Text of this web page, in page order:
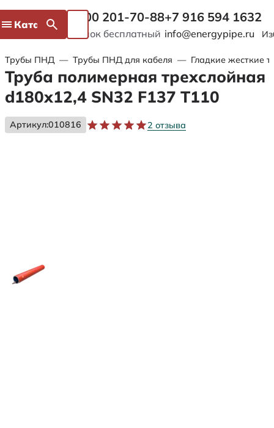
Каталог 8 800 201-70-88
Звонок бесплатный
+7 916 594 1632
info@energypipe.ru
Трубы ПНД — Трубы ПНД для кабеля — Гладкие жесткие
Труба полимерная трехслойная
d180х12,4 SN32 F137 Т110
Артикул:010816 2 отзыва